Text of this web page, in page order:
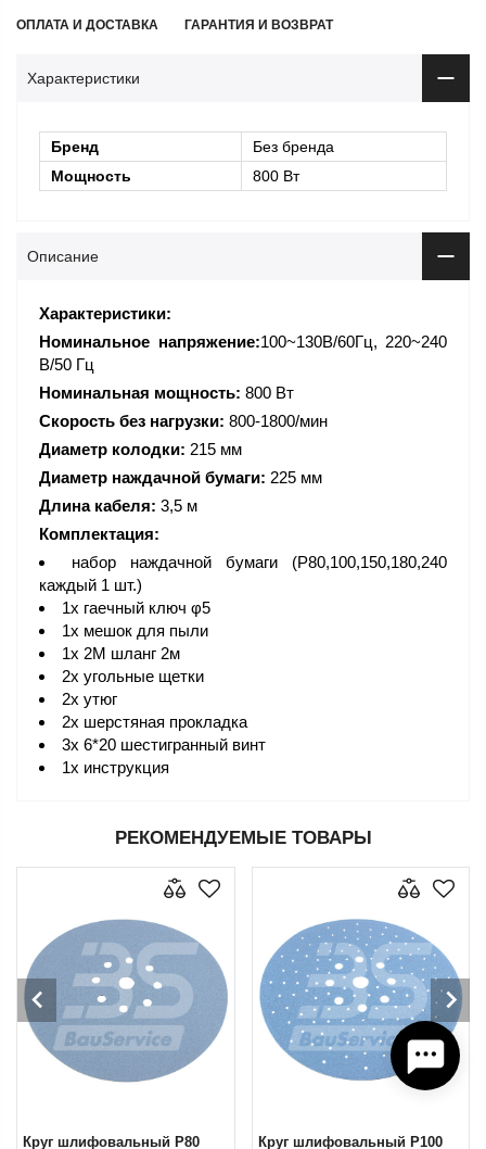
ОПЛАТА И ДОСТАВКА ГАРАНТИЯ И ВОЗВРАТ
Характеристики
Бренд
Без бренда
Мощность
800 Вт
Описание
Характеристики:
Номинальное напряжение:100~130В/60Гц, 220~240
В/50 Гц
Номинальная мощность: 800 Вт
Скорость без нагрузки: 800-1800/мин
Диаметр колодки: 215 мм
Диаметр наждачной бумаги: 225 мм
Длина кабеля: 3,5 м
Комплектация:
набор наждачной бумаги (P80,100,150,180,240
каждый 1 шт.)
1x гаечный ключ φ5
1x мешок для пыли
1x 2M шланг 2м
2x угольные щетки
2x утюг
2x шерстяная прокладка
3x 6*20 шестигранный винт
1x инструкция
РЕКОМЕНДУЕМЫЕ ТОВАРЫ
Круг шлифовальный Р80
Круг шлифовальный Р100